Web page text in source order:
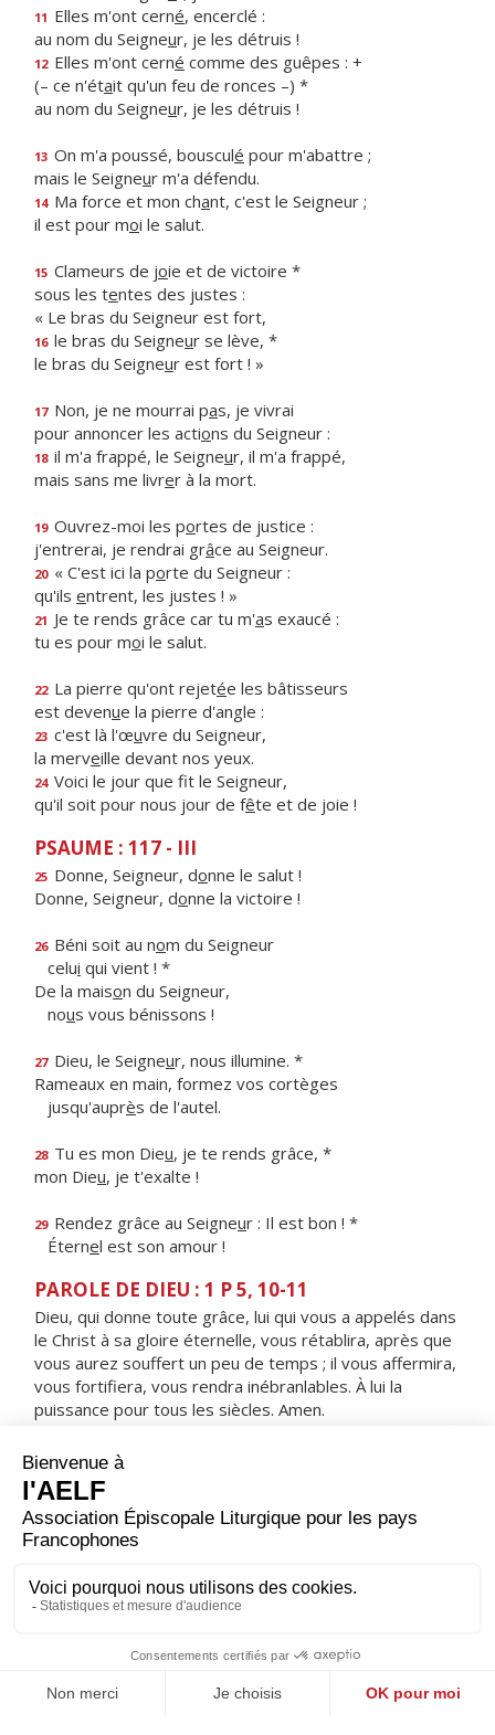
11 Elles m'ont cerné, encerclé :
au nom du Seigneur, je les détruis !
12 Elles m'ont cerné comme des guêpes : +
(– ce n'était qu'un feu de ronces –) *
au nom du Seigneur, je les détruis !
13 On m'a poussé, bousculé pour m'abattre ;
mais le Seigneur m'a défendu.
14 Ma force et mon chant, c'est le Seigneur ;
il est pour moi le salut.
15 Clameurs de joie et de victoire *
sous les tentes des justes :
« Le bras du Seigneur est fort,
16 le bras du Seigneur se lève, *
le bras du Seigneur est fort ! »
17 Non, je ne mourrai pas, je vivrai
pour annoncer les actions du Seigneur :
18 il m'a frappé, le Seigneur, il m'a frappé,
mais sans me livrer à la mort.
19 Ouvrez-moi les portes de justice :
j'entrerai, je rendrai grâce au Seigneur.
20 « C'est ici la porte du Seigneur :
qu'ils entrent, les justes ! »
21 Je te rends grâce car tu m'as exaucé :
tu es pour moi le salut.
22 La pierre qu'ont rejetée les bâtisseurs
est devenue la pierre d'angle :
23 c'est là l'œuvre du Seigneur,
la merveille devant nos yeux.
24 Voici le jour que ft le Seigneur,
qu'il soit pour nous jour de fête et de joie !
PSAUME : 117 - III
25 Donne, Seigneur, donne le salut !
Donne, Seigneur, donne la victoire !
26 Béni soit au nom du Seigneur
celui qui vient ! *
De la maison du Seigneur,
nous vous bénissons !
27 Dieu, le Seigneur, nous illumine. *
Rameaux en main, formez vos cortèges
jusqu'auprès de l'autel.
28 Tu es mon Dieu, je te rends grâce, *
mon Dieu, je t'exalte !
29 Rendez grâce au Seigneur : Il est bon ! *
Éternel est son amour !
PAROLE DE DIEU : 1 P 5, 10-11
Dieu, qui donne toute grâce, lui qui vous a appelés dans
le Christ à sa gloire éternelle, vous rétablira, après que
vous aurez souffert un peu de temps ; il vous affermira,
vous fortifiera, vous rendra inébranlables. À lui la
puissance pour tous les siècles. Amen.
RÉPONS
V/ Nous te célébrons, croix de Jésus Christ :
par toi nous est donnée la vie.
ORAISON
la charité du Christ qui a donné sa vie par amour pour le